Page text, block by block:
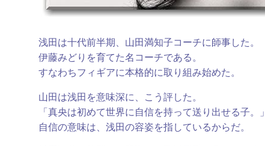
浅田は十代前半期、山田満知子コーチに師事した。
伊藤みどりを育てた名コーチである。
すなわちフィギアに本格的に取り組み始めた。
山田は浅田を意味深に、こう評した。
「真央は初めて世界に自信を持って送り出せる子。」
自信の意味は、浅田の容姿を指しているからだ。